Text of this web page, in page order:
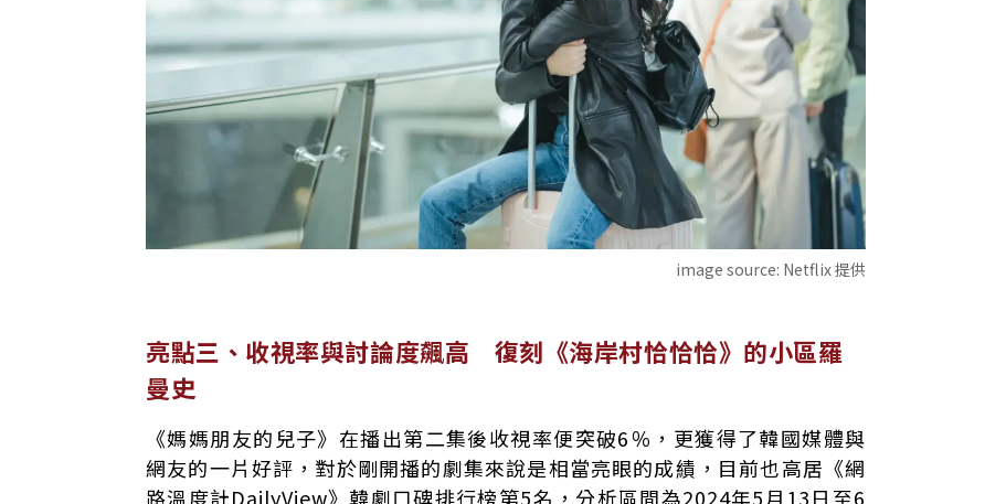
image source: Netflix 提供
亮點三、收視率與討論度飆高 復刻《海岸村恰恰恰》的小區羅
曼史
《媽媽朋友的兒子》在播出第二集後收視率便突破6％，更獲得了韓國媒體與
網友的一片好評，對於剛開播的劇集來說是相當亮眼的成績，目前也高居《網
路溫度計DailyView》韓劇口碑排行榜第5名，分析區間為2024年5月13日至6